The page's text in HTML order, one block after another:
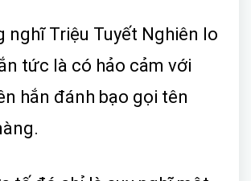
nghĩ Triệu Tuyết Nghiên lo
tức là có hảo cảm với
hắn đánh bạo gọi tên